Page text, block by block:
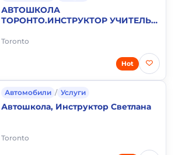
АВТОШКОЛА
ТОРОНТО.ИНСТРУКТОР УЧИТЕЛЬ
Вождения Авто.
Toronto
Hot
Автомобили / Услуги
Автошкола, Инструктор Светлана
Toronto